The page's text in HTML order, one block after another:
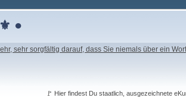
●
sehr sorgfältig darauf, dass Sie niemals über ein
🚩 Hier findest Du staatlich, ausgezeichnete